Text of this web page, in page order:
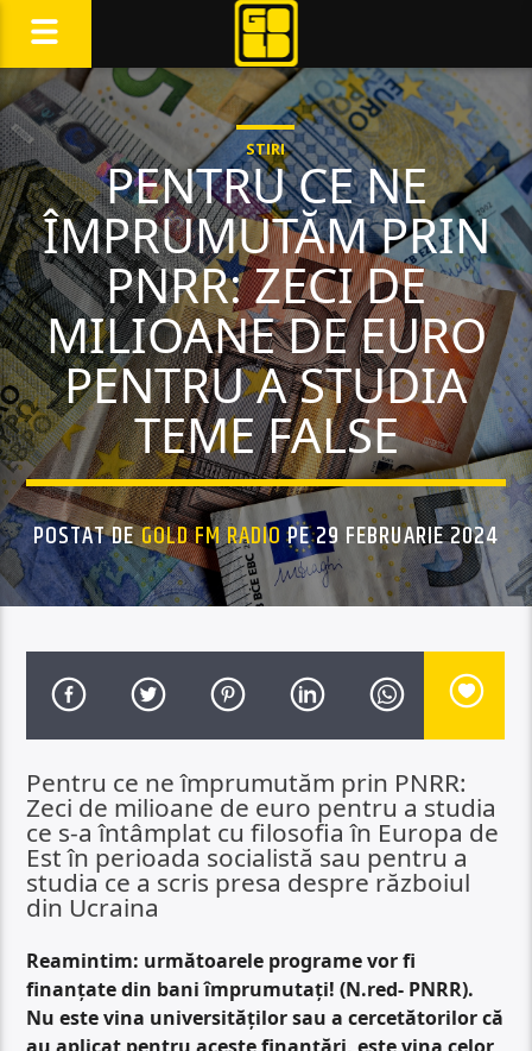
STIRI
PENTRU CE NE
ÎMPRUMUTĂM PRIN
PNRR: ZECI DE
MILIOANE DE EURO
PENTRU A STUDIA
TEME FALSE
POSTAT DEGOLD FM RADIOPE 29 FEBRUARIE 2024
Pentru ce ne împrumutăm prin PNRR:
Zeci de milioane de euro pentru a studia
ce s-a întâmplat cu filosofia în Europa de
Est în perioada socialistă sau pentru a
studia ce a scris presa despre războiul
din Ucraina
Reamintim: următoarele programe vor fi
finanțate din bani împrumutați! (N.red- PNRR).
Nu este vina universităților sau a cercetătorilor că